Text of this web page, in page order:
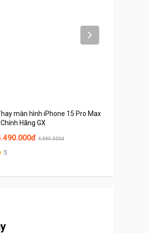
màn hình iPhone 15 Pro Max
Hãng GX
4.990.000đ
5
Next